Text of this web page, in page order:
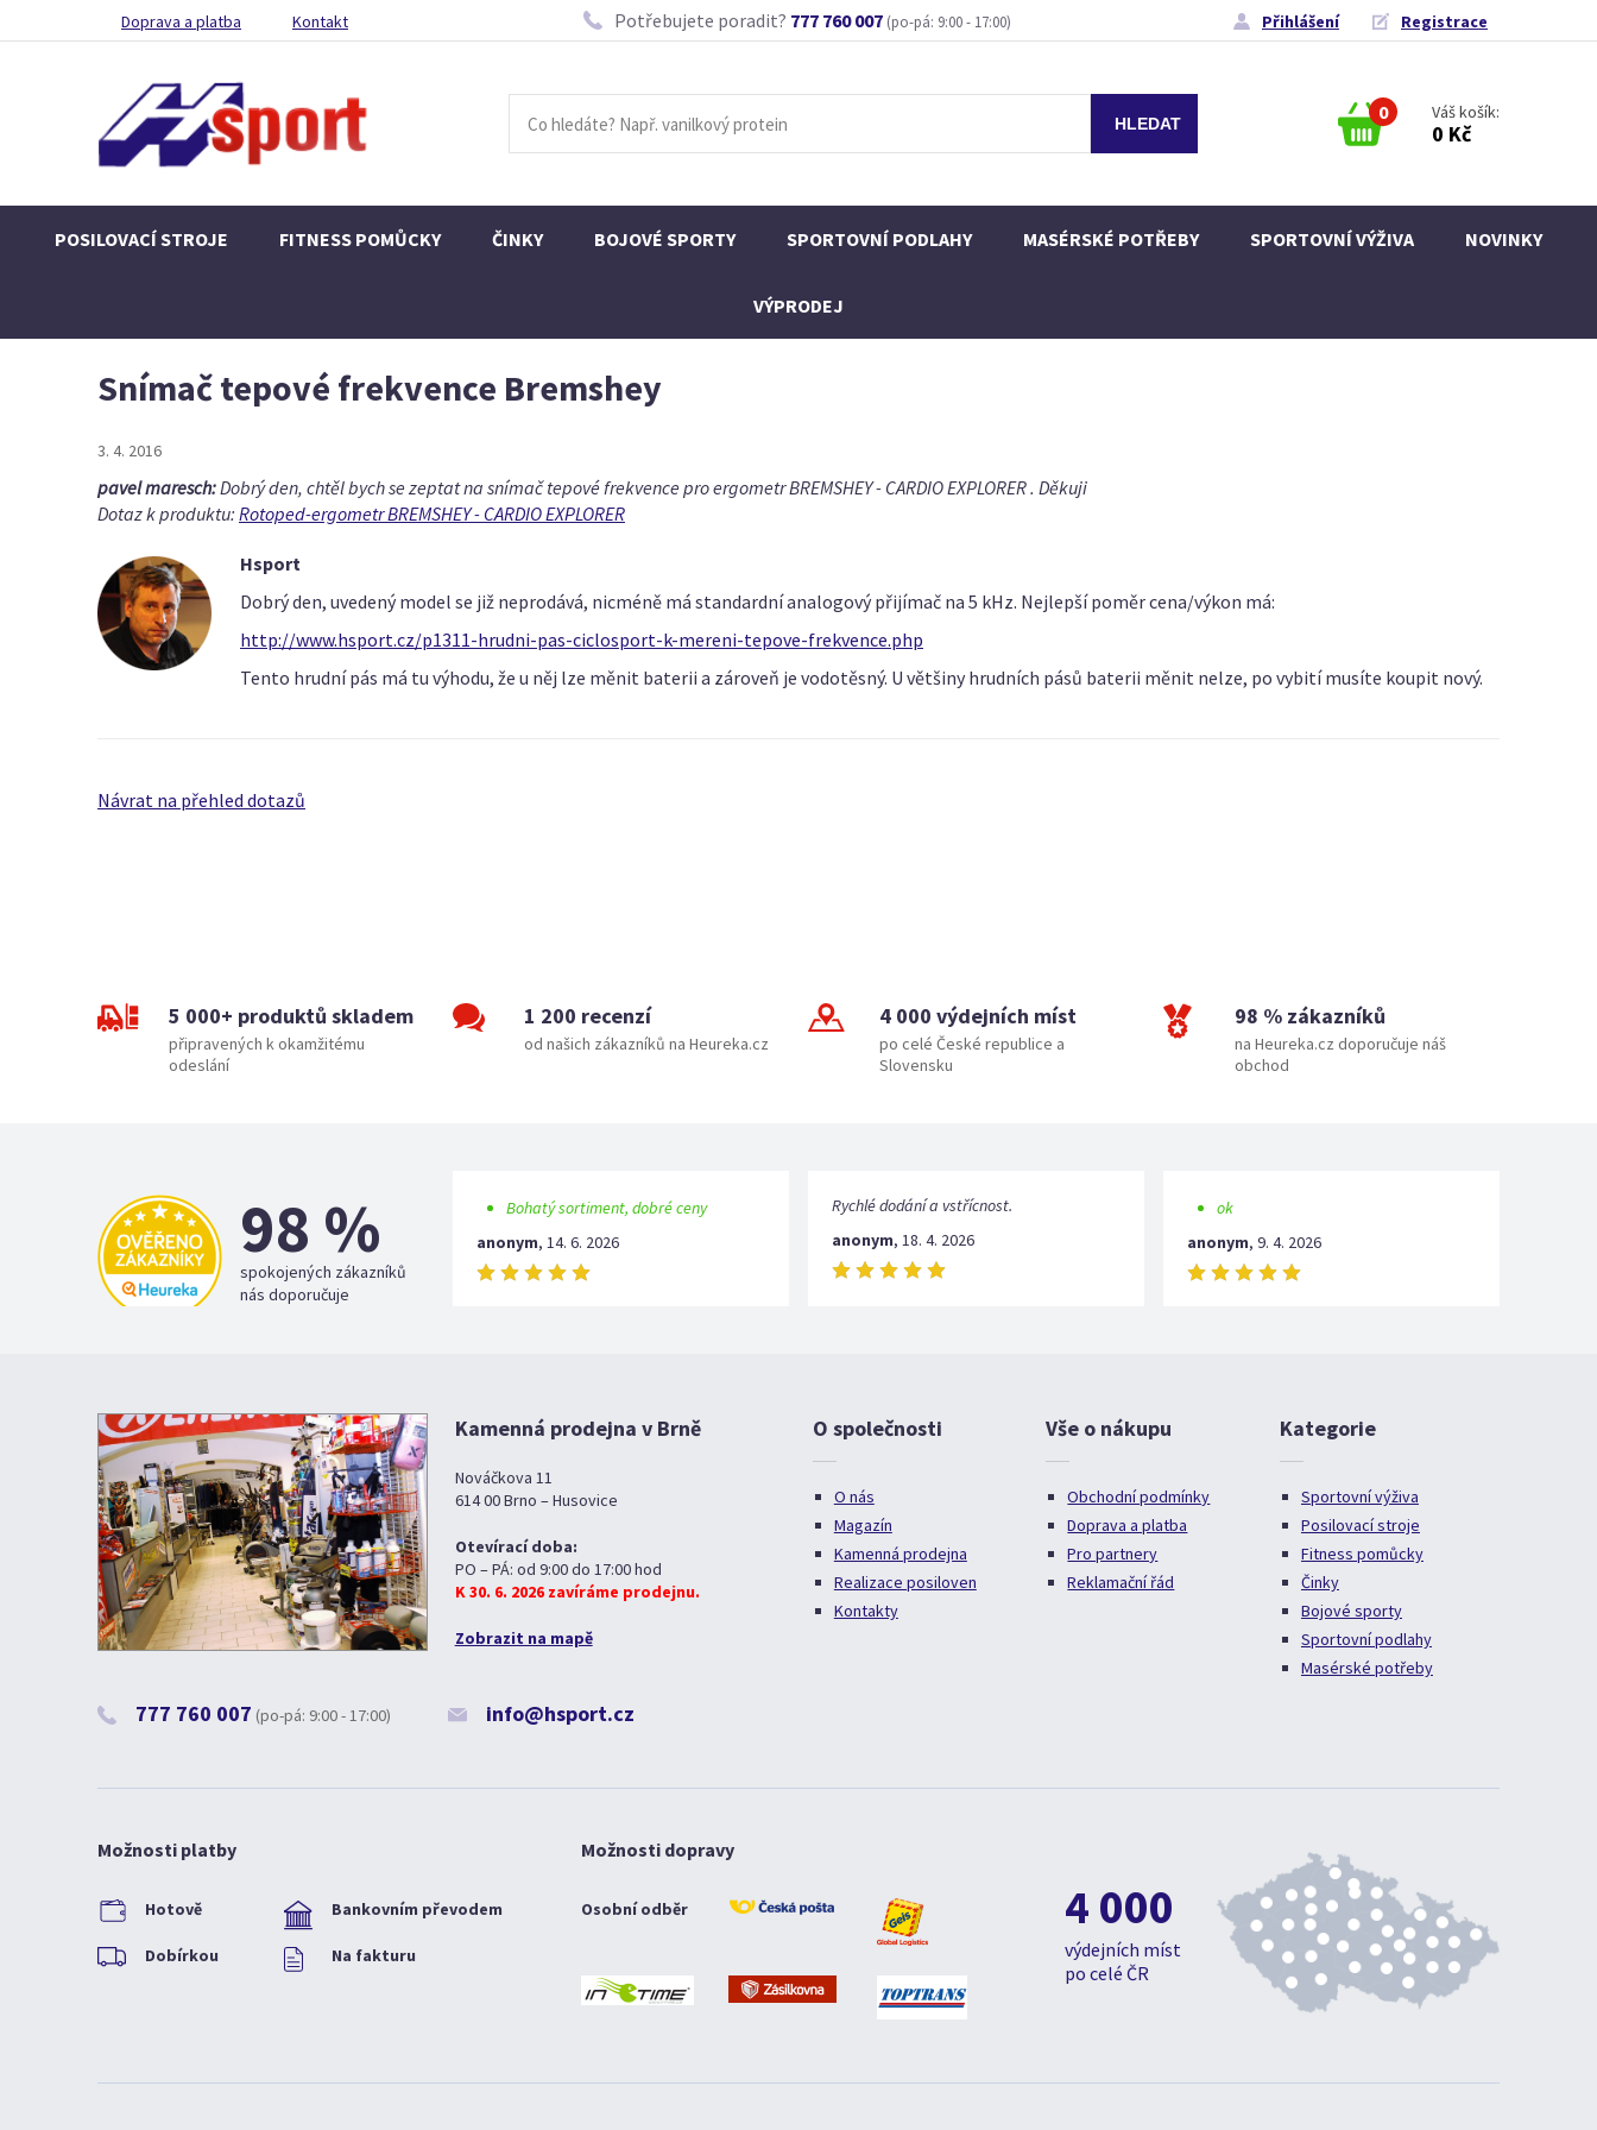
Doprava a platba Kontakt Potřebujete poradit? 777 760 007 (po-pá: 9:00 - 17:00) Přihlášení Registrace
0 Váš košík:
0 Kč
POSILOVACÍ STROJE FITNESS POMŮCKY ČINKY BOJOVÉ SPORTY SPORTOVNÍ PODLAHY MASÉRSKÉ POTŘEBY SPORTOVNÍ VÝŽIVA NOVINKY
VÝPRODEJ
Snímač tepové frekvence Bremshey
3. 4. 2016
pavel maresch:Dobrý den, chtěl bych se zeptat na snímač tepové frekvence pro ergometr BREMSHEY - CARDIO EXPLORER . Děkuji
Dotaz k produktu: Rotoped-ergometr BREMSHEY - CARDIO EXPLORER
Hsport
Dobrý den, uvedený model se již neprodává, nicméně má standardní analogový přijímač na 5 kHz. Nejlepší poměr cena/výkon má:
http://www.hsport.cz/p1311-hrudni-pas-ciclosport-k-mereni-tepove-frekvence.php
Tento hrudní pás má tu výhodu, že u něj lze měnit baterii a zároveň je vodotěsný. U většiny hrudních pásů baterii měnit nelze, po vybití musíte koupit nový.
Návrat na přehled dotazů
5 000+ produktů skladem
připravených k okamžitému
odeslání
1 200 recenzí
od našich zákazníků na Heureka.cz
4 000 výdejních míst
po celé České republice a
Slovensku
98 % zákazníků
na Heureka.cz doporučuje náš
obchod
98 %
spokojených zákazníků
nás doporučuje
Bohatý sortiment, dobré ceny
anonym, 14. 6. 2026
Rychlé dodání a vstřícnost.
anonym, 18. 4. 2026
ok
anonym, 9. 4. 2026
Kamenná prodejna v Brně
Nováčkova 11
614 00 Brno – Husovice
Otevírací doba:
PO – PÁ: od 9:00 do 17:00 hod
K 30. 6. 2026 zavíráme prodejnu.
Zobrazit na mapě
777 760 007 (po-pá: 9:00 - 17:00) info@hsport.cz
O společnosti
O nás
Magazín
Kamenná prodejna
Realizace posiloven
Kontakty
Vše o nákupu
Obchodní podmínky
Doprava a platba
Pro partnery
Reklamační řád
Kategorie
Sportovní výživa
Posilovací stroje
Fitness pomůcky
Činky
Bojové sporty
Sportovní podlahy
Masérské potřeby
Možnosti platby
Hotově Bankovním převodem
Dobírkou Na fakturu
Možnosti dopravy
Osobní odběr 4 000
výdejních míst
po celé ČR